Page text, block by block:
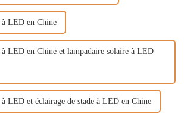
LED en Chine
LED en Chine et lampadaire solaire à LED
LED et éclairage de stade à LED en Chine